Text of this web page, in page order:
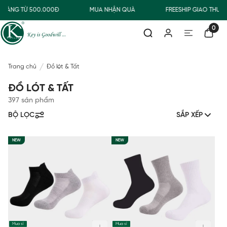
TỪ 500.000Đ MUA NHẬN QUÀ FREESHIP GIAO
0
Trang chủ Đồ lót & Tất
ĐỒ LÓT & TẤT
397 sản phẩm
BỘ LỌC
SẮP XẾP
NEW
Mua sỉ
NEW
Mua sỉ